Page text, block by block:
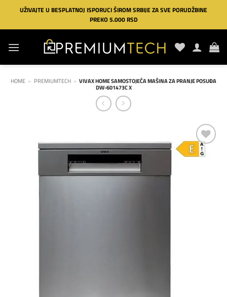
Preskoči
sadržaj
UŽIVAJTE U BESPLATNOJ ISPORUCI ŠIROM SRBIJE ZA SVE PORUDŽBINE
PREKO 5.000 RSD
HOME » PREMIUMTECH » VIVAX HOME SAMOSTOJEĆA MAŠINA ZA PRANJE POSUĐA
DW-601473C X
Dodaj